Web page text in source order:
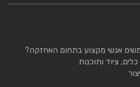
אנשי מקצוע בתחום האחזקה?
ציוד ותוכנות